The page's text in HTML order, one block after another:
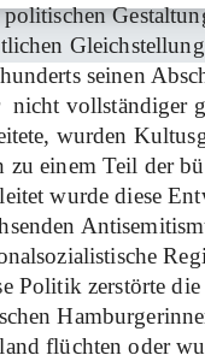
seinen
nicht vollständiger
wurden
zu einem Teil der
wurde diese
Politik zerstörte
flüchten oder